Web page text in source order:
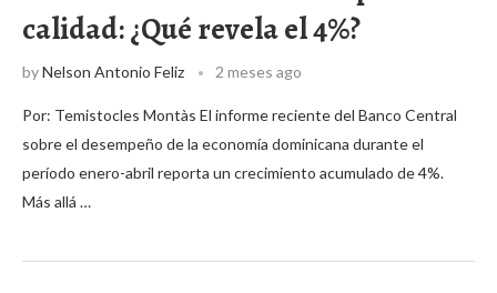
calidad: ¿Qué revela el 4%?
byNelson Antonio Feliz 2 meses ago
Por: Temistocles Montàs El informe reciente del Banco Central
sobre el desempeño de la economía dominicana durante el
período enero-abril reporta un crecimiento acumulado de 4%.
Más allá …